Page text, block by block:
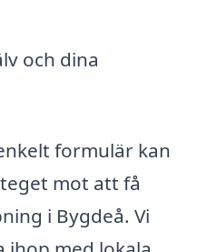
och dina
formulär kan
mot att få
i Bygdeå. Vi